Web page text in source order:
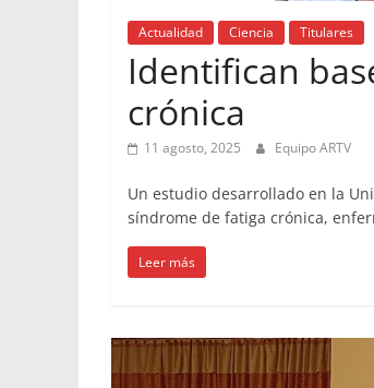
Actualidad Ciencia Titulares
Identifican
crónica
11 agosto, 2025 Equipo ARTV
Un estudio desarrollado en la
síndrome de fatiga crónica,
Leer más